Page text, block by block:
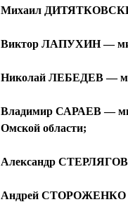
Михаил ДИТЯТКОВСКИЙ
Виктор ЛАПУХИН —
Николай ЛЕБЕДЕВ —
Владимир САРАЕВ —
Омской области;
Александр СТЕРЛЯГОВ
Андрей СТОРОЖЕНКО —